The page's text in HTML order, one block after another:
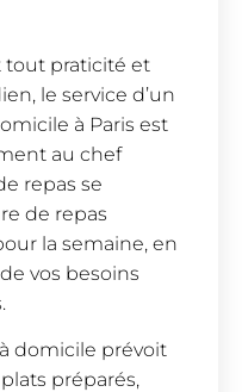
tout praticité et
le service d’un
à Paris est
au chef
repas se
de repas
la semaine, en
vos besoins
domicile prévoit
préparés,